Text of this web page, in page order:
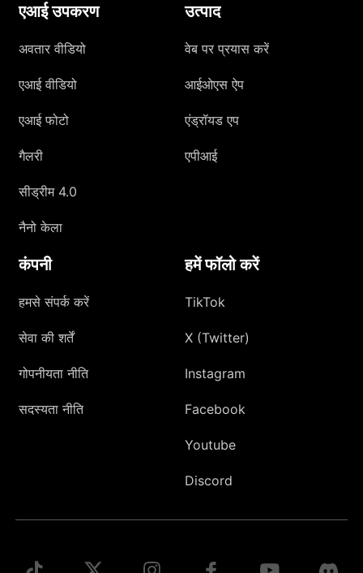
एआई उपकरण
अवतार वीडियो
एआई वीडियो
एआई फोटो
गैलरी
सीड्रीम 4.0
नैनो केला
उत्पाद
वेब पर प्रयास करें
आईओएस ऐप
एंड्रॉयड एप
एपीआई
कंपनी
हमसे संपर्क करें
सेवा की शर्तें
गोपनीयता नीति
सदस्यता नीति
हमें फॉलो करें
TikTok
X (Twitter)
Instagram
Facebook
Youtube
Discord